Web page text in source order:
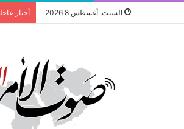
السبت, أغسطس 8 2026 أخبار